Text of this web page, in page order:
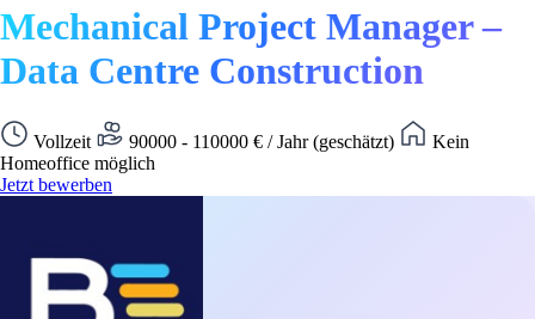
Mechanical Project Manager –
Data Centre Construction
Vollzeit 90000 - 110000 € / Jahr (geschätzt)
Kein
Homeoffice möglich
Jetzt bewerben